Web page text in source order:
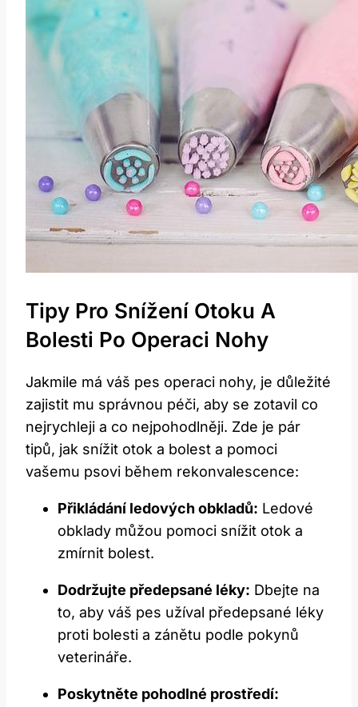
Tipy Pro Snížení Otoku A
Bolesti Po Operaci Nohy
Jakmile má váš pes operaci nohy, je důležité
zajistit mu správnou péči, aby se zotavil co
nejrychleji a co nejpohodlněji. Zde je pár
tipů, jak snížit otok a bolest a pomoci
vašemu psovi během rekonvalescence:
Přikládání ledových obkladů: Ledové
obklady můžou pomoci snížit otok a
zmírnit bolest.
Dodržujte předepsané léky: Dbejte na
to, aby váš pes užíval předepsané léky
proti bolesti a zánětu podle pokynů
veterináře.
Poskytněte pohodlné prostředí: